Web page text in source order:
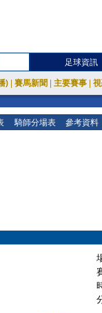
足球資訊
) 賽馬新聞 主要賽事
騎師分場表 參考資料